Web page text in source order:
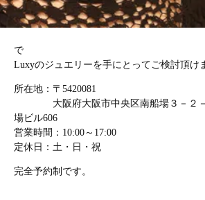
で
Luxyのジュエリーを手にとってご検討頂け
所在地：〒5420081
大阪府大阪市中央区南船場３－２－
場ビル606
営業時間：10:00～17:00
定休日：土・日・祝
完全予約制です。